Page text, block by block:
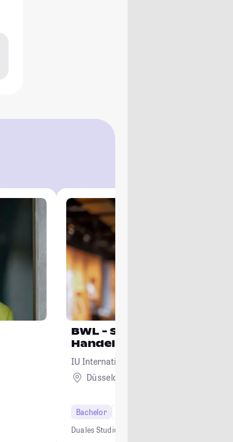
BWL - Spezialisierung
Handelsmanagement
IU Internationale Hochschule
Düsseldorf + 23
Bachelor
Duales Studium